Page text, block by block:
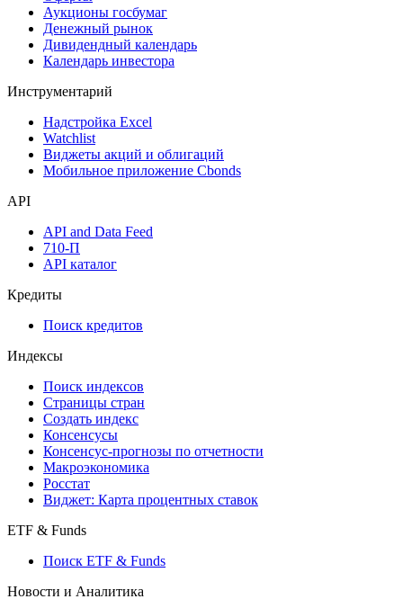
Календарь событий
Дефолты
Размещения
Оферты
Аукционы госбумаг
Денежный рынок
Календарь инвестора
Инструментарий
Надстройка Excel
Мобильное приложение Cbonds
API
API and Data Feed
API каталог
Кредиты
Поиск кредитов
Индексы
Поиск индексов
Страницы стран
Создать индекс
Консенсусы
Консенсус-прогнозы по отчетности
Макроэкономика
Виджет: Карта процентных ставок
ETF & Funds